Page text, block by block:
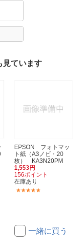
見ています
EPSON フォトマッ
ト紙（A3ノビ・20
枚） KA3N20PM
1,553円
156ポイント
在庫あり
一緒に買う